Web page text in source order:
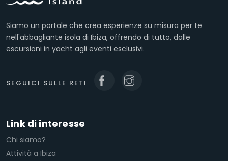
Siamo un portale che crea esperienze su misura per te
nell'abbagliante isola di Ibiza, offrendo di tutto, dalle
escursioni in yacht agli eventi esclusivi.
SEGUICI SULLE RETI
Link di interesse
Chi siamo?
Attività a Ibiza